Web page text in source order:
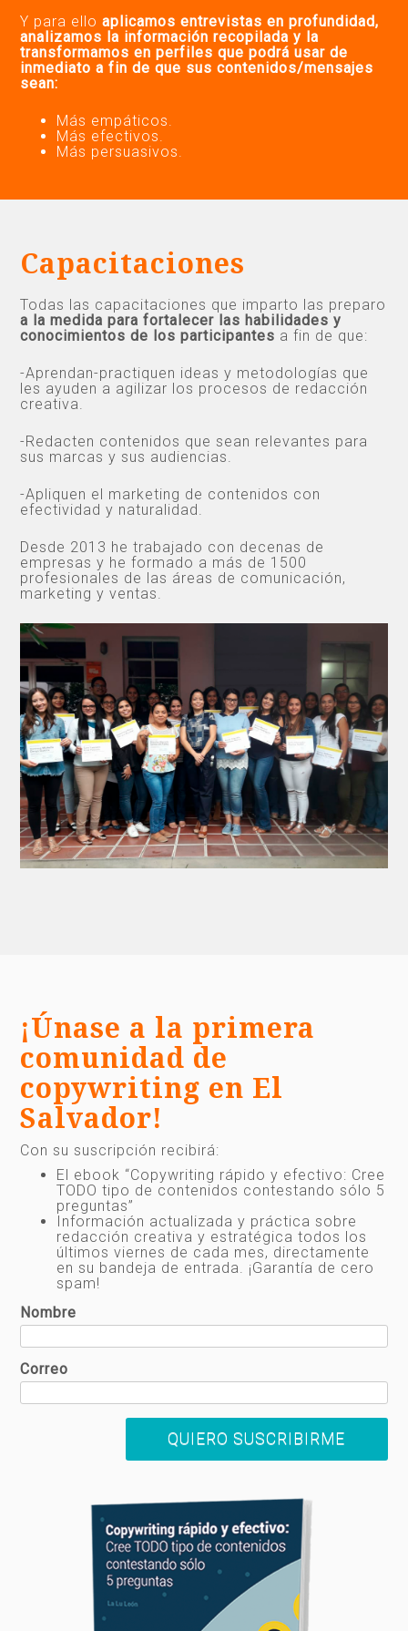
Y para elloaplicamos entrevistas en profundidad,
analizamos la información recopilada y la
transformamos en perfiles que podrá usar de
inmediato a fin de que sus contenidos/mensajes
sean:
Más empáticos.
Más efectivos.
Más persuasivos.
Capacitaciones
Todas las capacitaciones que imparto las preparo
a la medida para fortalecer las habilidades y
conocimientos de los participantes a fin de que:
-Aprendan-practiquen ideas y metodologías que
les ayuden a agilizar los procesos de redacción
creativa.
-Redacten contenidos que sean relevantes para
sus marcas y sus audiencias.
-Apliquen el marketing de contenidos con
efectividad y naturalidad.
Desde 2013 he trabajado con decenas de
empresas y he formado a más de 1500
profesionales de las áreas de comunicación,
marketing y ventas.
¡Únase a la primera
comunidad de
copywriting en El
Salvador!
Con su suscripción recibirá:
El ebook “Copywriting rápido y efectivo: Cree
TODO tipo de contenidos contestando sólo 5
preguntas”
Información actualizada y práctica sobre
redacción creativa y estratégica todos los
últimos viernes de cada mes, directamente
en su bandeja de entrada. ¡Garantía de cero
spam!
Nombre
Correo